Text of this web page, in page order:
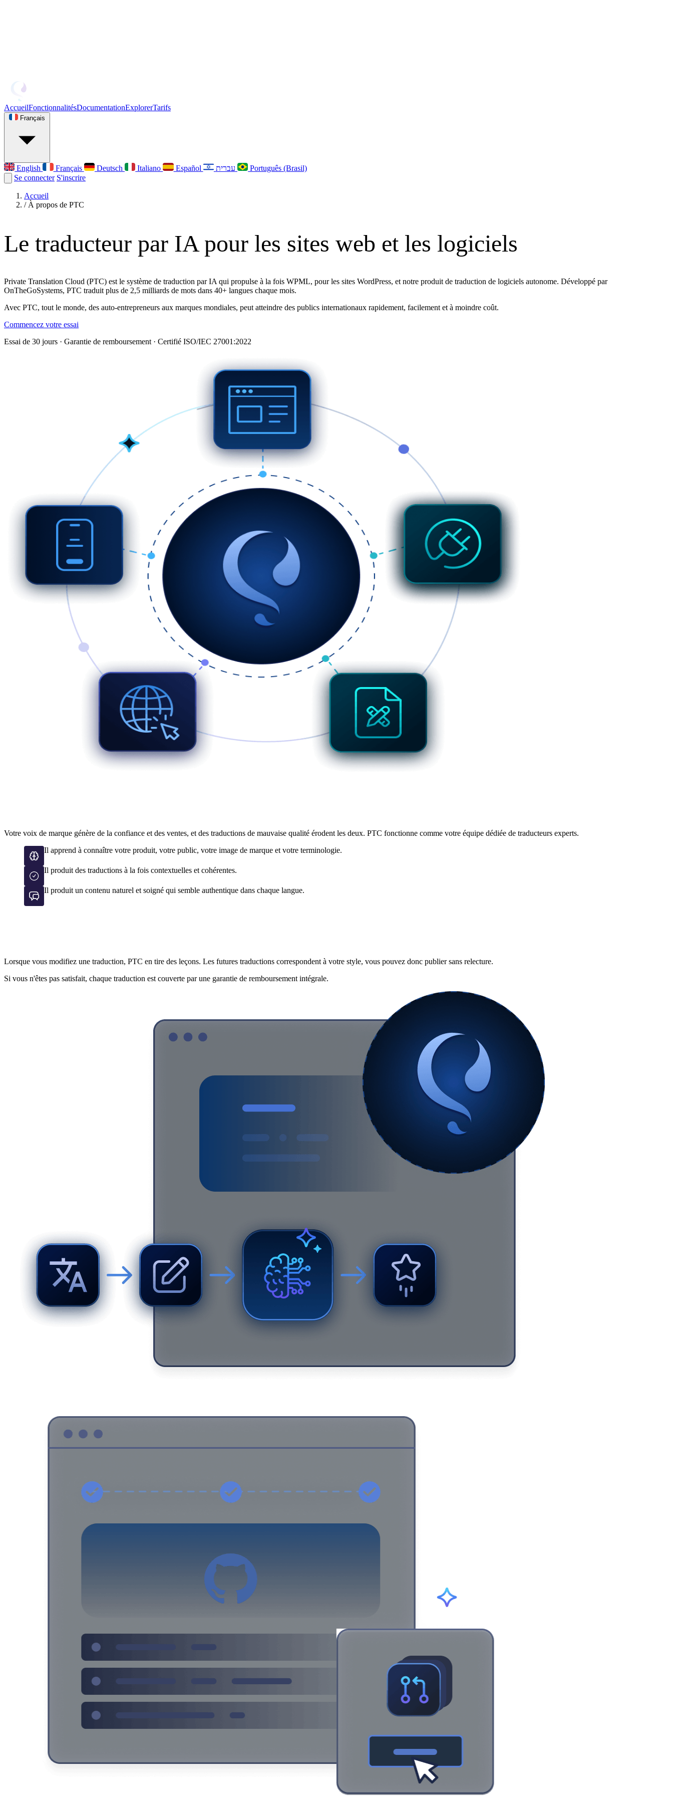
AccueilFonctionnalitésDocumentationExplorerTarifs
Français
English Français Deutsch Italiano Español
Português (Brasil)
Se connecter S'inscrire
Accueil
/ À propos de PTC
Le traducteur par IA pour les sites web et les logiciels
Private Translation Cloud (PTC) est le système de traduction par IA qui propulse à la fois WPML, pour les sites WordPress, et notre produit de traduction de logiciels autonome. Développé par
OnTheGoSystems, PTC traduit plus de 2,5 milliards de mots dans 40+ langues chaque mois.
Avec PTC, tout le monde, des auto-entrepreneurs aux marques mondiales, peut atteindre des publics internationaux rapidement, facilement et à moindre coût.
Commencez votre essai
Essai de 30 jours · Garantie de remboursement · Certifié ISO/IEC 27001:2022
Votre voix de marque génère de la confiance et des ventes, et des traductions de mauvaise qualité érodent les deux. PTC fonctionne comme votre équipe dédiée de traducteurs experts.
Il apprend à connaître votre produit, votre public, votre image de marque et votre terminologie.
Il produit des traductions à la fois contextuelles et cohérentes.
Il produit un contenu naturel et soigné qui semble authentique dans chaque langue.
Lorsque vous modifiez une traduction, PTC en tire des leçons. Les futures traductions correspondent à votre style, vous pouvez donc publier sans relecture.
Si vous n'êtes pas satisfait, chaque traduction est couverte par une garantie de remboursement intégrale.